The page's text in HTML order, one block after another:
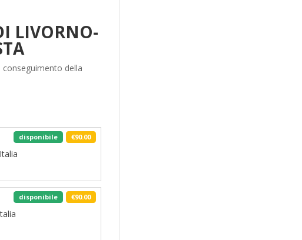
LIVORNO-
della
€90.00
disponibile
€90.00
disponibile